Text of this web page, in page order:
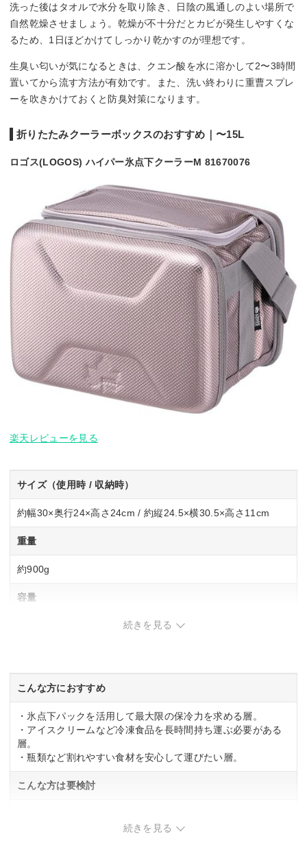
洗った後はタオルで水分を取り除き、日陰の風通しのよい場所で
自然乾燥させましょう。乾燥が不十分だとカビが発生しやすくな
るため、1日ほどかけてしっかり乾かすのが理想です。
生臭い匂いが気になるときは、クエン酸を水に溶かして2〜3時間
置いてから流す方法が有効です。また、洗い終わりに重曹スプレ
ーを吹きかけておくと防臭対策になります。
折りたたみクーラーボックスのおすすめ｜〜15L
ロゴス(LOGOS) ハイパー氷点下クーラーM 81670076
楽天レビューを見る
サイズ（使用時 / 収納時）
約幅30×奥行24×高さ24cm / 約縦24.5×横30.5×高さ11cm
重量
約900g
容量
EVA、PP、PE、PVC、ポリエステル、ナイロン
続きを見る
こんな方におすすめ
・氷点下パックを活用して最大限の保冷力を求める層。
・アイスクリームなど冷凍食品を長時間持ち運ぶ必要がある
層。
・瓶類など割れやすい食材を安心して運びたい層。
こんな方は要検討
・一般的な保冷剤だけで十分な保冷性。
続きを見る